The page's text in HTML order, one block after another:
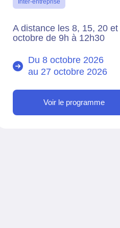
Inter-entreprise
A distance les 8, 15, 20 et
octobre de 9h à 12h30
Du 8 octobre 2026
au 27 octobre 2026
Voir le programme